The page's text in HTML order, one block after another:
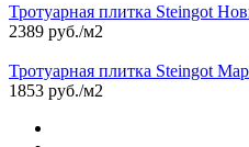
Тротуарная плитка Steingot
2389 руб./м2
Тротуарная плитка Steingot
1853 руб./м2